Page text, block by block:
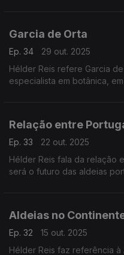
Garcia de Orta
Ep. 34
29 out. 2025
Hélder Reis refere Garcia
especialista em botânica,
Relação entre
Ep. 33
22 out. 2025
Hélder Reis fala da relação
será o futuro das aldeias
Aldeias no
Ep. 32
15 out. 2025
Hélder Reis faz referência